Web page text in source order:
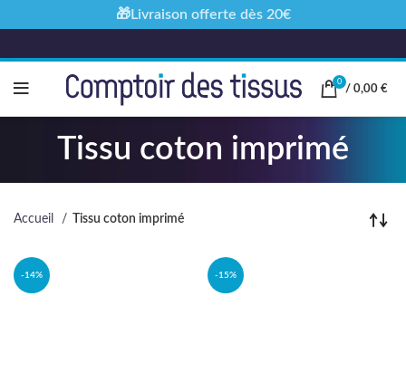
0
/ 0,00 €
Tissu coton imprimé
Accueil Tissu coton imprimé
-14% -15%
🎁Livraison offerte dès 20€